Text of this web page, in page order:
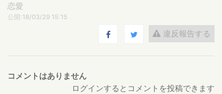
恋愛
公開:18/03/29 15:15
違反報告する
コメントはありません
ログインするとコメントを投稿できます